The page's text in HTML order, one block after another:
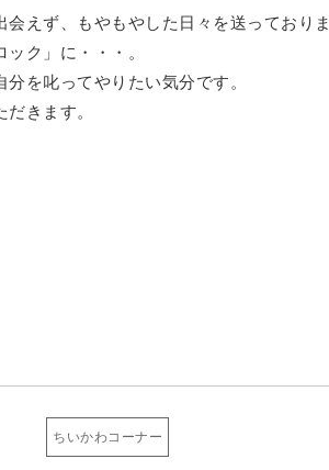
えず、もやもやした日々を送っておりま
ク」に・・・。
を叱ってやりたい気分です。
きます。
ちいかわコーナー